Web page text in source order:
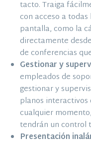
tacto. Traiga
con acceso a
pantalla, como la
directamente
de conferencias
Gestionar y
empleados de
gestionar y
planos interactivos
cualquier
tendrán un control
Presentación